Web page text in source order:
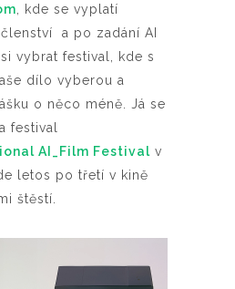
, kde se vyplatí
a po zadání AI
vybrat festival, kde s
dílo vyberou a
o něco méně. Já se
festival
AI_Film Festival v
letos po třetí v kině
štěstí.